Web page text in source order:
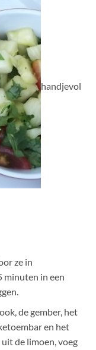
handjevol
ze in
minuten in een
de gember, het
en het
de limoen, voeg